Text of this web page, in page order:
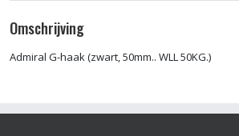
Omschrijving
Admiral G-haak (zwart, 50mm.. WLL 50KG.)